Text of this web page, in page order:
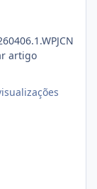
artigo